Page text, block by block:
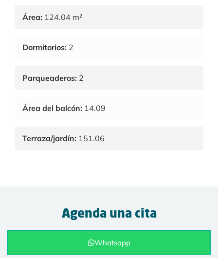
Área: 124.04 m²
Dormitorios: 2
Parqueaderos: 2
Área del balcón: 14.09
Terraza/jardín: 151.06
Agenda una cita
Whatsapp